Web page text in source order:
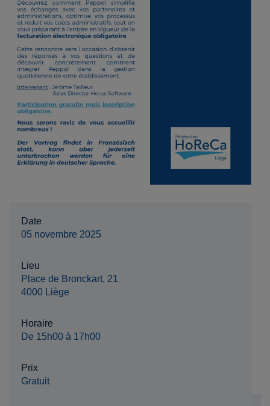
Date
05 novembre 2025
Lieu
Place de Bronckart, 21
4000 Liège
Horaire
De 15h00 à 17h00
Prix
Gratuit